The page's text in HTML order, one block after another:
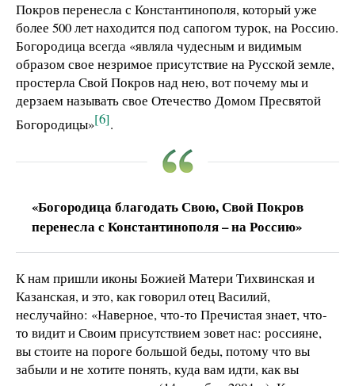
Покров перенесла с Константинополя, который уже
более 500 лет находится под сапогом турок, на Россию.
Богородица всегда «являла чудесным и видимым
образом свое незримое присутствие на Русской земле,
простерла Свой Покров над нею, вот почему мы и
дерзаем называть свое Отечество Домом Пресвятой
Богородицы»[6].
«Богородица благодать Свою, Свой Покров
перенесла с Константинополя – на Россию»
К нам пришли иконы Божией Матери Тихвинская и
Казанская, и это, как говорил отец Василий,
неслучайно: «Наверное, что-то Пречистая знает, что-
то видит и Своим присутствием зовет нас: россияне,
вы стоите на пороге большой беды, потому что вы
забыли и не хотите понять, куда вам идти, как вы